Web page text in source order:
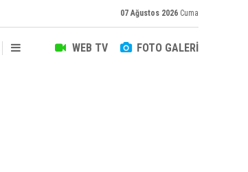
07 Ağustos 2026 Cuma
WEB TV FOTO GALERİ